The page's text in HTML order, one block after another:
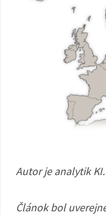
Autor je analytik KI.
Článok bol